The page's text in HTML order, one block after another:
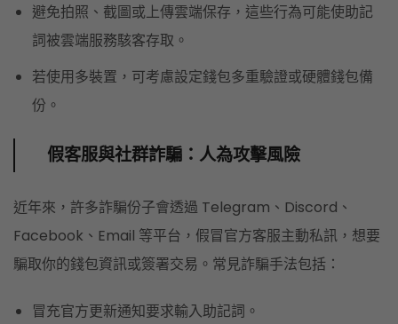
避免拍照、截圖或上傳雲端保存，這些行為可能使助記
詞被雲端服務駭客存取。
若使用多裝置，可考慮設定錢包多重驗證或硬體錢包備
份。
假客服與社群詐騙：人為攻擊風險
近年來，許多詐騙份子會透過 Telegram、Discord、
Facebook、Email 等平台，假冒官方客服主動私訊，想要
騙取你的錢包資訊或簽署交易。常見詐騙手法包括：
冒充官方更新通知要求輸入助記詞。